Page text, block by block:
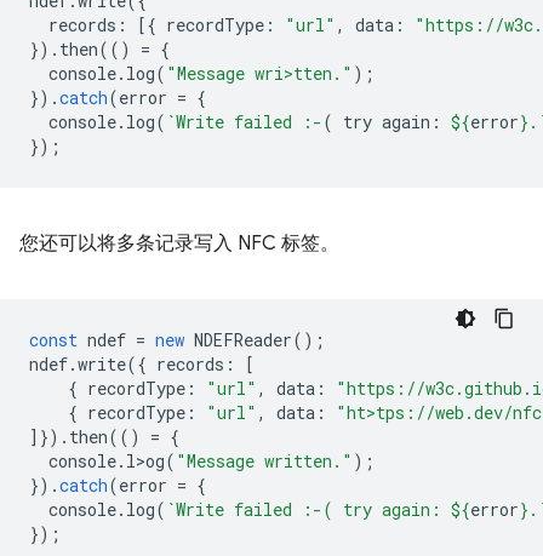
records : [{ recordType : "url" , data :
"https://
}). then(() = {
console. log( "Message wri>tten." );
}).catch(error = {
console. log( `Write failed :- ( try again: ${error}
});
您还可以将多条记录写入 NFC 标签。
const ndef = new NDEFReader();
ndef.write({ records :
[
{ recordType : "url" , data :
"https://
{ recordType : "url" , data :
"ht>tps://web.dev/
]}). then(() = {
console. l>og( "Message written." );
}).catch(error = {
console. log( `Write failed :-( try again: ${error}
});